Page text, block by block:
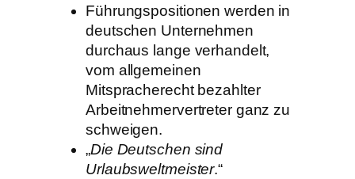
Führungspositionen werden in
deutschen Unternehmen
durchaus lange verhandelt,
vom allgemeinen
Mitspracherecht bezahlter
Arbeitnehmervertreter ganz zu
schweigen.
„Die Deutschen sind
Urlaubsweltmeister.“